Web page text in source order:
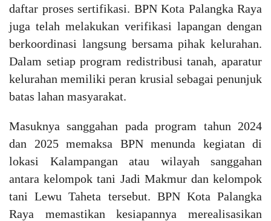
daftar proses sertifikasi. BPN Kota Palangka Raya
juga telah melakukan verifikasi lapangan dengan
berkoordinasi langsung bersama pihak kelurahan.
Dalam setiap program redistribusi tanah, aparatur
kelurahan memiliki peran krusial sebagai penunjuk
batas lahan masyarakat.
Masuknya sanggahan pada program tahun 2024
dan 2025 memaksa BPN menunda kegiatan di
lokasi Kalampangan atau wilayah sanggahan
antara kelompok tani Jadi Makmur dan kelompok
tani Lewu Taheta tersebut. BPN Kota Palangka
Raya memastikan kesiapannya merealisasikan